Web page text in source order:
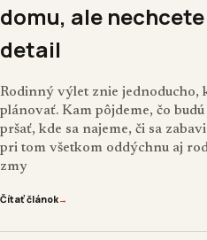
domu, ale
detail
Rodinný výlet znie jednoducho,
plánovať. Kam pôjdeme, čo
pršať, kde sa najeme, či sa
pri tom všetkom oddýchnu aj
zmy
Čítať článok→